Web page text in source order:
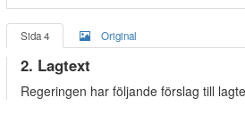
Sida 4 Original
2. Lagtext
Regeringen har följande förslag till